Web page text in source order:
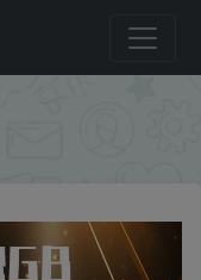
120mm PC
Fans 4pin